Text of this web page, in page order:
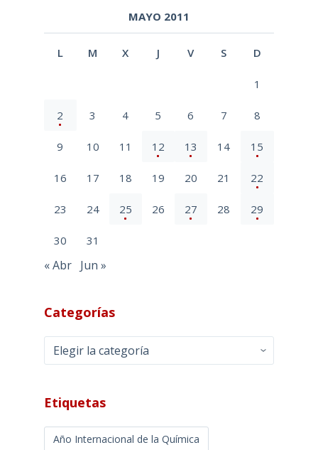
MAYO 2011
L M X J V S D
1
2 3 4 5 6 7 8
9 10 11 12 13 14 15
16 17 18 19 20 21 22
23 24 25 26 27 28 29
30 31
« Abr Jun »
Categorías
Categorías
Etiquetas
Año Internacional de la Química